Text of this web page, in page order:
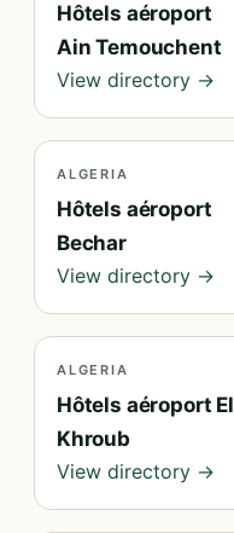
Hôtels aéroport
Ain Temouchent
View directory →
ALGERIA
Hôtels aéroport
Bechar
View directory →
ALGERIA
Hôtels aéroport El
Khroub
View directory →